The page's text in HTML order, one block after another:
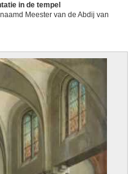
in de tempel
Meester van de Abdij van